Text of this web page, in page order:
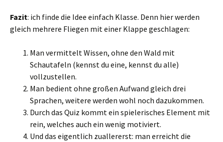
Fazit: ich finde die Idee einfach Klasse. Denn hier werden
gleich mehrere Fliegen mit einer Klappe geschlagen:
Man vermittelt Wissen, ohne den Wald mit
Schautafeln (kennst du eine, kennst du alle)
vollzustellen.
Man bedient ohne großen Aufwand gleich drei
Sprachen, weitere werden wohl noch dazukommen.
Durch das Quiz kommt ein spielerisches Element mit
rein, welches auch ein wenig motiviert.
Und das eigentlich zuallererst: man erreicht die